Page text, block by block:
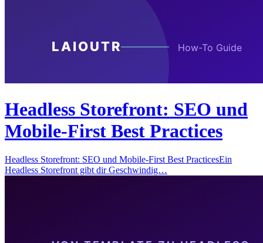
Headless Storefront: SEO und
Mobile-First Best Practices
Headless Storefront: SEO und Mobile-First Best PracticesEin
Headless Storefront gibt dir Geschwindig…